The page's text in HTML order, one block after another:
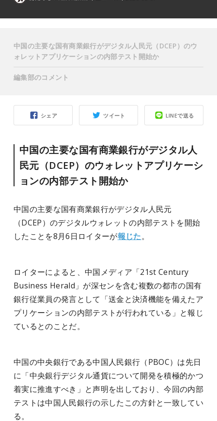
シェア ツイート LINEで送る
中国の主要な国有商業銀行がデジタル人
民元（DCEP）のウォレットアプリケーシ
ョンの内部テスト開始か
中国の主要な国有商業銀行がデジタル人民元
（DCEP）のデジタルウォレットの内部テストを開始
したことを8月6日ロイターが報じた。
ロイターによると、中国メディア「21st Century
Business Herald」が深センを含む複数の都市の国有
銀行従業員の発言として「送金と決済機能を備えたア
プリケーションの内部テストが行われている」と報じ
ているとのことだ。
中国の中央銀行である中国人民銀行（PBOC）は先日
に「中央銀行デジタル通貨について開発を積極的かつ
着実に推進すべき」と声明を出しており、今回の内部
テストは中国人民銀行の示したこの方針と一致してい
る。
中国の主要な国有商業銀行がデジタル人民元（DCEP）のウ
ォレットアプリケーションの内部テスト開始か
編集部のコメント